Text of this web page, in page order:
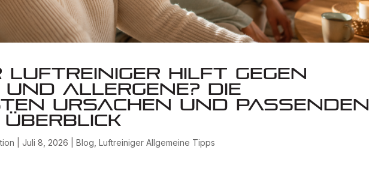
Luftreiniger hilft gegen
und Allergene? Die
Ursachen und passenden
Überblick
|Juli 8, 2026 |Blog ,Luftreiniger Allgemeine Tipps